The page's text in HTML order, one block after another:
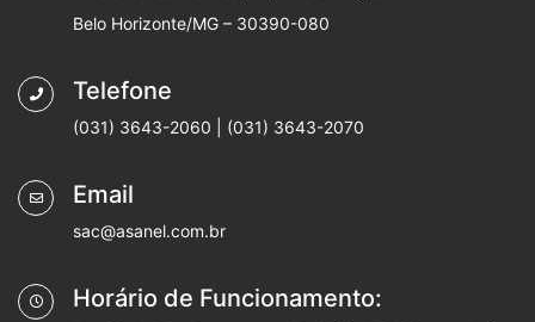
Belo Horizonte/MG – 30390-080
Telefone
(031) 3643-2060 | (031) 3643-2070
Email
sac@asanel.com.br
Horário de Funcionamento: